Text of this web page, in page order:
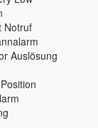
Notruf
Auslösung